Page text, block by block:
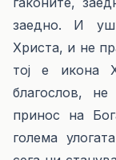
заедно. И
Христа, и не
тој е икона
благослов,
принос на
голема